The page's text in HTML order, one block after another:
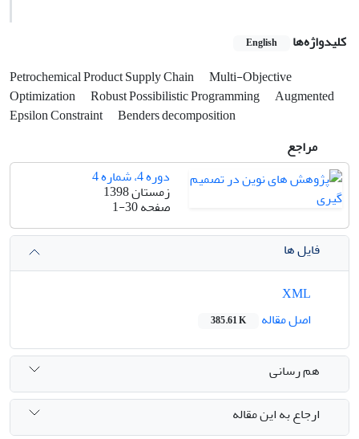
کلیدواژه‌ها English
Petrochemical Product Supply Chain
Multi-Objective
Optimization
Robust Possibilistic Programming
Augmented
Epsilon Constraint Benders decomposition
مراجع
دوره 4، شماره 4
زمستان 1398
صفحه1-30
فایل ها
اصل مقاله
385.61 K
هم رسانی
ارجاع به این مقاله